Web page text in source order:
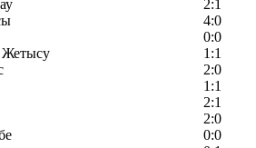
2:1
4:0
0:0
1:1
2:0
1:1
2:1
2:0
0:0